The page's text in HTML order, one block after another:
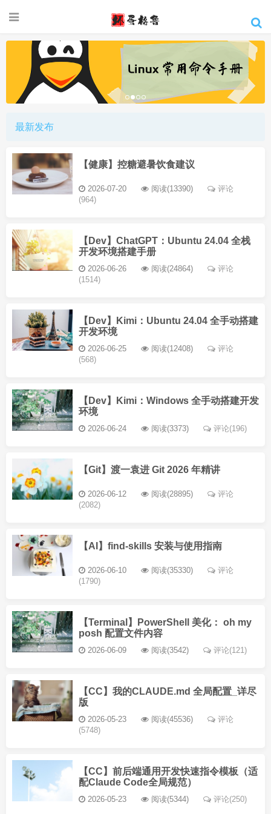
最新发布
【健康】控糖避暑饮食建议
2026-07-20 阅读(13390)
评论
(964)
【Dev】ChatGPT：Ubuntu 24.04 全栈
开发环境搭建手册
2026-06-26 阅读(24864)
评论
(1514)
【Dev】Kimi：Ubuntu 24.04 全手动搭建
开发环境
2026-06-25 阅读(12408)
评论
(568)
【Dev】Kimi：Windows 全手动搭建开发
环境
2026-06-24 阅读(3373) 评论(196)
【Git】渡一袁进 Git 2026 年精讲
2026-06-12 阅读(28895)
评论
(2082)
【AI】find-skills 安装与使用指南
2026-06-10 阅读(35330)
评论
(1790)
【Terminal】PowerShell 美化： oh my
posh 配置文件内容
2026-06-09 阅读(3542) 评论(121)
【CC】我的CLAUDE.md 全局配置_详尽
版
2026-05-23 阅读(45536)
评论
(5748)
【CC】前后端通用开发快速指令模板（适
配Claude Code全局规范）
2026-05-23 阅读(5344) 评论(250)